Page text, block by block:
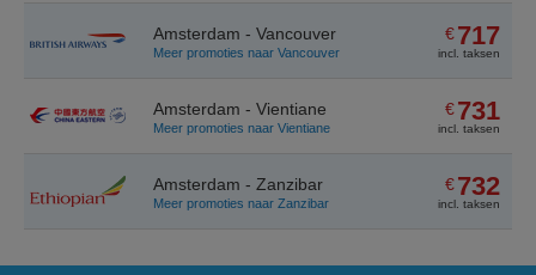
Amsterdam - Vancouver
Meer promoties naar Vancouver
€717
incl. taksen
Amsterdam - Vientiane
Meer promoties naar Vientiane
€731
incl. taksen
Amsterdam - Zanzibar
Meer promoties naar Zanzibar
€732
incl. taksen